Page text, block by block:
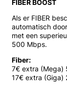
FIBER BOOST
Als er FIBER
automatisch
met een
500 Mbps.
Fiber:
7€ extra
17€ extra (Giga)